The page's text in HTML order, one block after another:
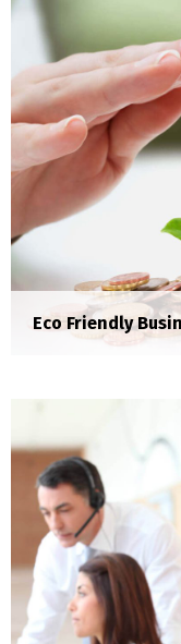
Sed risus tellus,
aliquet eget nisl.
sollicitudin.
Eco Friendly